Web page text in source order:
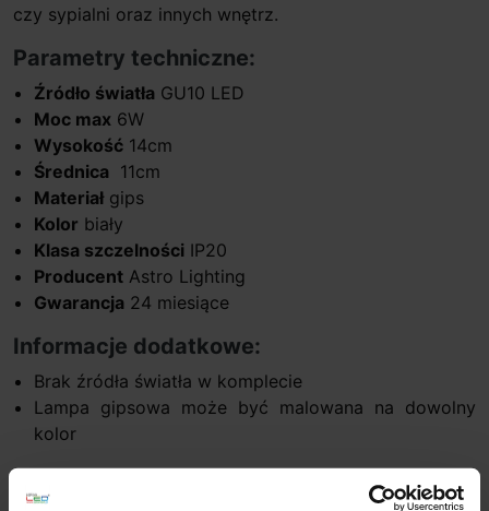
czy sypialni oraz innych wnętrz.
Parametry techniczne:
Źródło światła GU10 LED
Moc max 6W
Wysokość 14cm
Średnica 11cm
Materiał gips
Kolor biały
Klasa szczelności IP20
Producent Astro Lighting
Gwarancja 24 miesiące
Informacje dodatkowe:
Brak źródła światła w komplecie
Lampa gipsowa może być malowana na dowolny
kolor
Szczegóły produktu